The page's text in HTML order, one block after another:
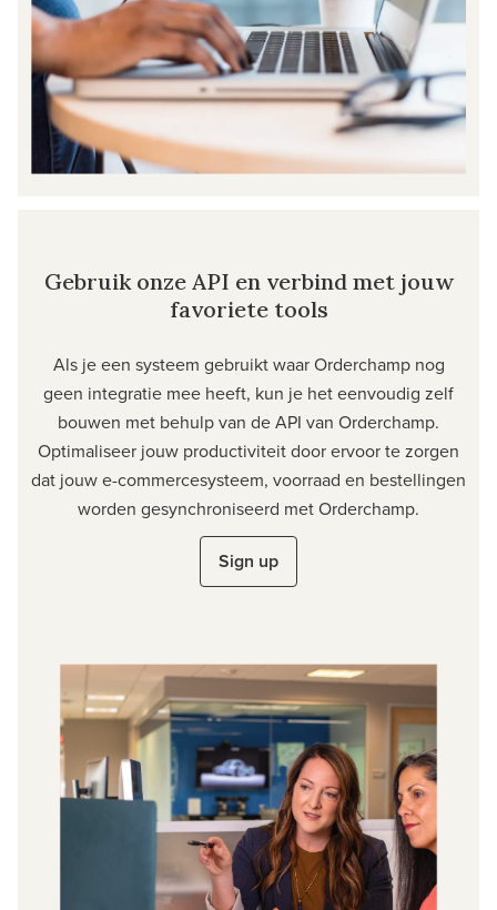
Gebruik onze API en verbind met jouw
favoriete tools
Als je een systeem gebruikt waar Orderchamp nog
geen integratie mee heeft, kun je het eenvoudig zelf
bouwen met behulp van de API van Orderchamp.
Optimaliseer jouw productiviteit door ervoor te zorgen
dat jouw e-commercesysteem, voorraad en bestellingen
worden gesynchroniseerd met Orderchamp.
Sign up